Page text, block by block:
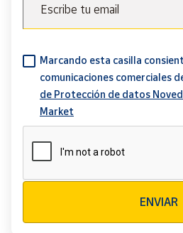
Escribe tu email
Marcando esta casilla
comunicaciones comerciales
de Protección de datos
Market
ENVIAR